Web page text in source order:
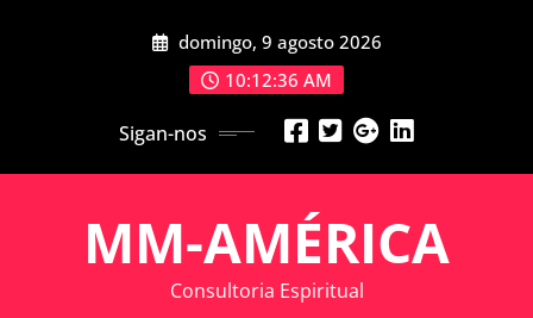
domingo, 9 agosto 2026
10:12:36 AM
Sigan-nos
MM-AMÉRICA
Consultoria Espiritual